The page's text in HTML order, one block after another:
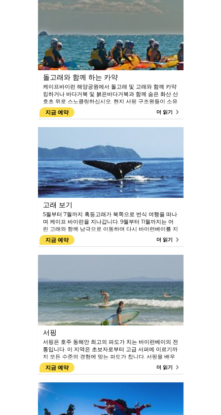
향의 전망이 우수합니다. 제철의 돌고래, 거북, 월러비와
고래를 찾아보세요. 새벽에는 장엄한 일출을 감상하십시
돌고래와 함께 하는 카약
케이프바이런 해양공원에서 돌고래 및 고래와 함께 카약
킹하거나 바다거북 및 붉은바다거북과 함께 숨은 화산 산
호초 위로 스노클링하십시오. 현지 서핑 구조원들이 소유
하고 운영하는 고시카약(Go Sea Kayak)은 여러분을 해
양생물 가까이 인도하여 바이런베이 역사와 원주민 이야
경험입니다.
지금 예약 더 읽기
고래 보기
5월부터 7월까지 혹등고래가 북쪽으로 번식 여행을 떠나
며 케이프 바이런을 지나갑니다. 9월부터 11월까지는 어
린 고래와 함께 남극으로 이동하며 다시 바이런베이를 지
나갑니다. 고래들이 헤엄치고 노는 것을 해안 전망대에서
구경하거나 고래 관찰 크루즈에 합류하십시오.
지금 예약 더 읽기
서핑
서핑은 호주 동해안 최고의 파도가 치는 바이런베이의 전
통입니다. 이 지역은 초보자로부터 고급 서퍼에 이르기까
지 모든 수준의 경험에 맞는 파도가 칩니다. 서핑을 배우
고 기량을 갈고 닦을 서핑스쿨들이 있습니다. Mojosurf,
Byron Bay Style Surfing School, Kool Katz Surf,
Byron Bay는 서핑 투어를 위한 훌륭한 옵션들입니다. 서
프보드를 타는 스릴을 즐기면서 물에서 멋진 시간을 가질
것입니다.
지금 예약 더 읽기